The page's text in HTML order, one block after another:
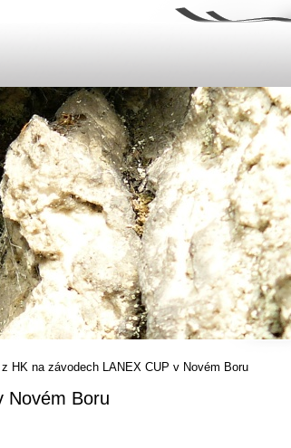
z HK na závodech LANEX CUP v Novém Boru
Novém Boru